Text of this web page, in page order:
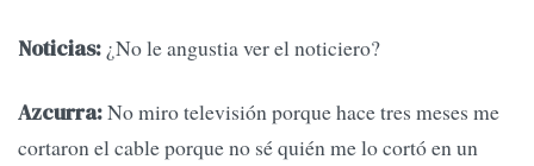
Noticias: ¿No le angustia ver el noticiero?
Azcurra:No miro televisión porque hace tres meses me
cortaron el cable porque no sé quién me lo cortó en un